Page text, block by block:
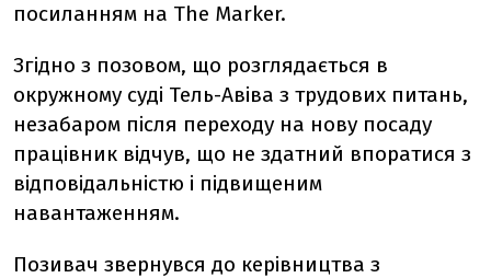
посиланням на The Marker.
Згідно з позовом, що розглядається в
окружному суді Тель-Авіва з трудових питань,
незабаром після переходу на нову посаду
працівник відчув, що не здатний впоратися з
відповідальністю і підвищеним
навантаженням.
Позивач звернувся до керівництва з